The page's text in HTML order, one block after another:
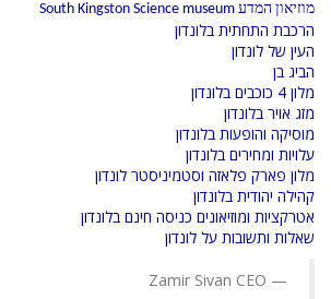
מוזיאון המדע South Kingston Science museum
הרכבת התחתית בלונדון
העין של לונדון
הביג בן
מלון 4 כוכבים בלונדון
מזג אויר בלונדון
מוסיקה והופעות בלונדון
עלויות ומחירים בלונדון
מלון פארק פלאזה וסטמיניסטר לונדון
קהילה יהודית בלונדון
אטרקציות ומוזיאונים כניסה חינם בלונדון
שאלות ותשובות על לונדון
Zamir Sivan CEO